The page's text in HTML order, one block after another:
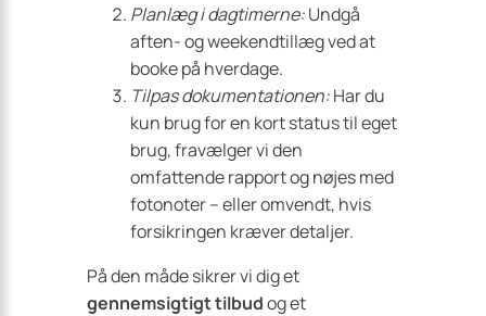
Planlæg i dagtimerne:Undgå
aften- og weekendtillæg ved at
booke på hverdage.
Tilpas dokumentationen:Har du
kun brug for en kort status til eget
brug, fravælger vi den
omfattende rapport og nøjes med
fotonoter – eller omvendt, hvis
forsikringen kræver detaljer.
På den måde sikrer vi dig et
gennemsigtigt tilbudog et